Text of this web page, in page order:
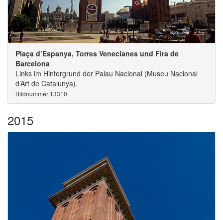
Plaça d’Espanya, Torres Venecianes und Fira de
Barcelona
Links im Hintergrund der Palau Nacional (Museu Nacional
d’Art de Catalunya).
Bildnummer 13310
2015